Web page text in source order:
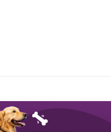
50Ml
Inyectable